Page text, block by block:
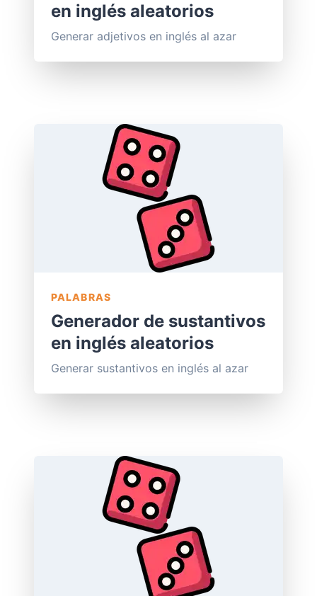
en inglés aleatorios
Generar adjetivos en inglés al azar
PALABRAS
Generador de sustantivos
en inglés aleatorios
Generar sustantivos en inglés al azar